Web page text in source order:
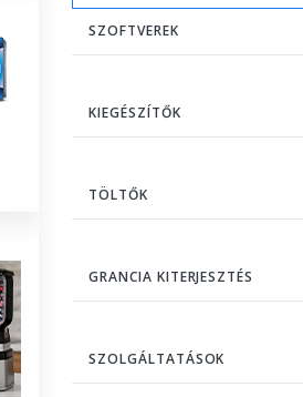
SZOFTVEREK
KIEGÉSZÍTŐK
TÖLTŐK
GRANCIA KITERJESZTÉS
SZOLGÁLTATÁSOK